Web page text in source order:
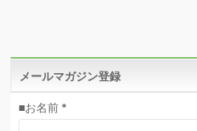
メールマガジン登録
■お名前*